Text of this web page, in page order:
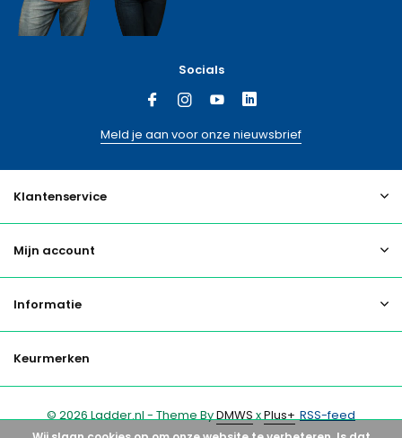
Socials
Meld je aan voor onze nieuwsbrief
Klantenservice
Mijn account
Informatie
Keurmerken
© 2026 Ladder.nl - Theme ByDMWSxPlus+ RSS-feed